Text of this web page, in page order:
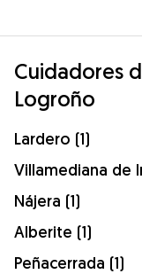
Cuidadores
Logroño
Lardero (1)
Villamediana de
Nájera (1)
Alberite (1)
Peñacerrada (1)